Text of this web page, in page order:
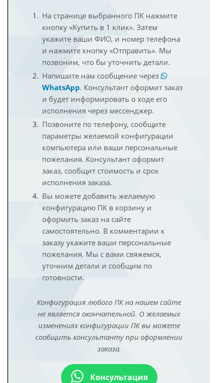
На странице выбранного ПК нажмите
кнопку «Купить в 1 клик». Затем
укажите ваши ФИО, и номер телефона
и нажмите кнопку «Отправить». Мы
позвоним, что бы уточнить детали.
Напишите нам сообщение через
WhatsApp. Консультант оформит заказ
и будет информировать о ходе его
исполнения через мессенджер.
Позвоните по телефону, сообщите
параметры желаемой конфигурации
компьютера или ваши персональные
пожелания. Консультант оформит
заказ, сообщит стоимость и срок
исполнения заказа.
Вы можете добавить желаемую
конфигурацию ПК в корзину и
оформить заказ на сайте
самостоятельно. В комментарии к
заказу укажите ваши персональные
пожелания. Мы с вами свяжемся,
уточним детали и сообщим по
готовности.
Конфигурация любого ПК на нашем сайте
не является окончательной. О желаемых
изменениях конфигурации ПК вы можете
сообщить консультанту при оформлении
заказа.
Консультация